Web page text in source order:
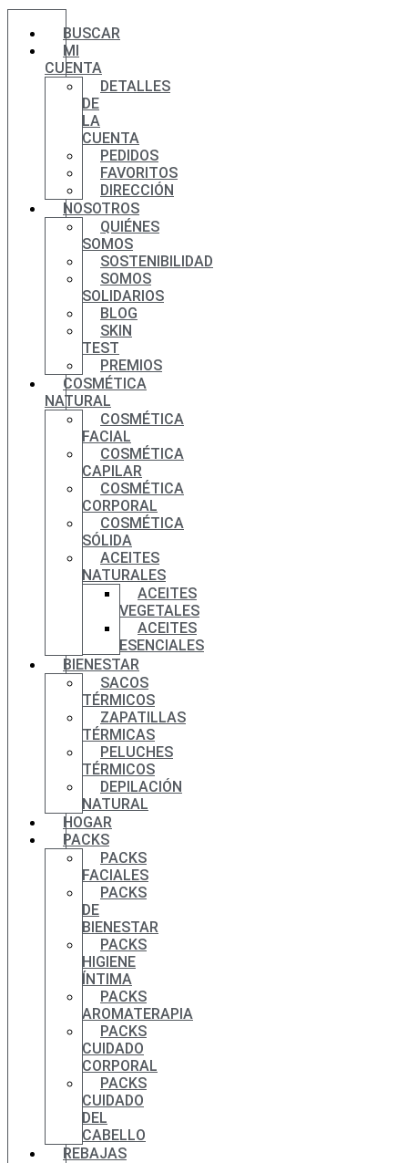
BUSCAR
MI
CUENTA
DETALLES
DE
LA
CUENTA
PEDIDOS
FAVORITOS
DIRECCIÓN
NOSOTROS
QUIÉNES
SOMOS
SOSTENIBILIDAD
SOMOS
SOLIDARIOS
BLOG
SKIN
TEST
PREMIOS
COSMÉTICA
NATURAL
COSMÉTICA
FACIAL
COSMÉTICA
CAPILAR
COSMÉTICA
CORPORAL
COSMÉTICA
SÓLIDA
ACEITES
NATURALES
ACEITES
VEGETALES
ACEITES
ESENCIALES
BIENESTAR
SACOS
TÉRMICOS
ZAPATILLAS
TÉRMICAS
PELUCHES
TÉRMICOS
DEPILACIÓN
NATURAL
HOGAR
PACKS
PACKS
FACIALES
PACKS
DE
BIENESTAR
PACKS
HIGIENE
ÍNTIMA
PACKS
AROMATERAPIA
PACKS
CUIDADO
CORPORAL
PACKS
CUIDADO
DEL
CABELLO
REBAJAS